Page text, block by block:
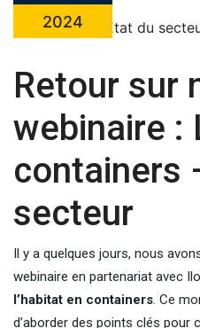
2024
Retour sur
webinaire :
containers
secteur
Il y a quelques jours, nous
webinaire en partenariat avec
l’habitat en containers . Ce
d’aborder des points clés pour